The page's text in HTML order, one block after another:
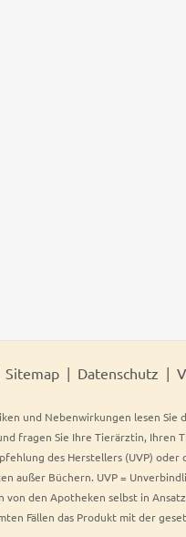
Sitemap Datenschutz
und Nebenwirkungen lesen
fragen Sie Ihre Tierärztin,
des Herstellers (UVP)
außer Büchern. UVP =
von den Apotheken selbst in
Fällen das Produkt mit der